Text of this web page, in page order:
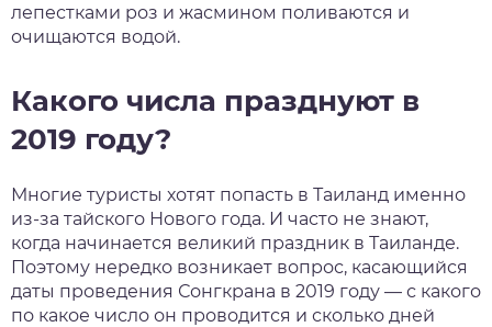
лепестками роз и жасмином поливаются и
очищаются водой.
Какого числа празднуют в
2019 году?
Многие туристы хотят попасть в Таиланд именно
из-за тайского Нового года. И часто не знают,
когда начинается великий праздник в Таиланде.
Поэтому нередко возникает вопрос, касающийся
даты проведения Сонгкрана в 2019 году — с какого
по какое число он проводится и сколько дней